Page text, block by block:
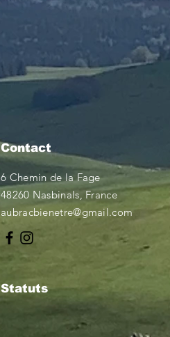
Contact
6 Chemin de la Fage
48260 Nasbinals, France
aubracbienetre@gmail.com
Statuts